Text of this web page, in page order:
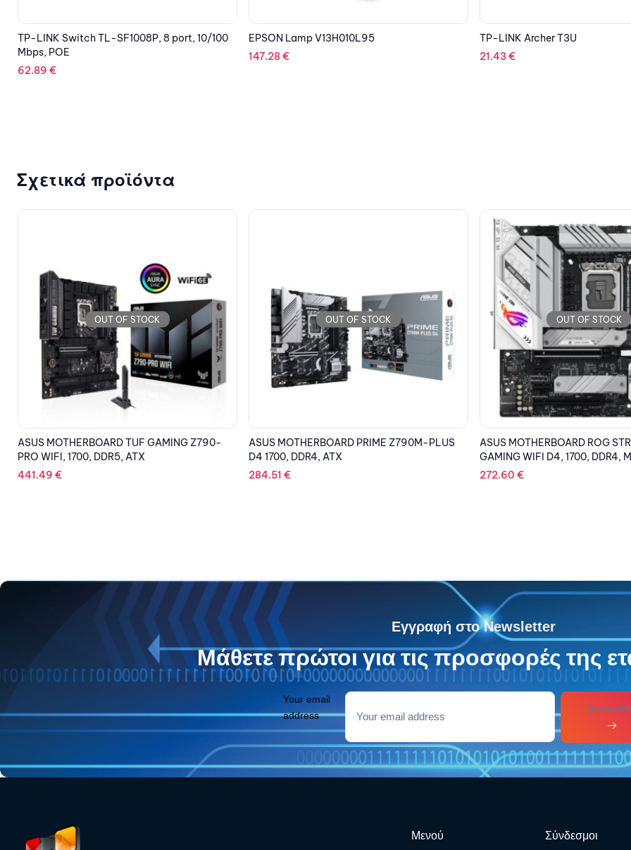
EPSON Lamp V13H010L95
147.28€
TP-LINK Archer T3U
21.43€
LENOVO Laptop ThinkPad T14
IPS/R5 Pro 4650U/16GB/
Σχετικά προϊόντα
OUT OF STOCK
ASUS MOTHERBOARD PRIME Z790M-PLUS
D4 1700, DDR4, ATX
284.51 €
OUT OF STOCK
ASUS MOTHERBOARD ROG STRIX B760-G
GAMING WIFI D4, 1700, DDR4, MATX
272.60€
OUT OF STOCK
GIGABYTE MOTHERBOARD
AX DDR4, 1700, ATX
218.44 €
Εγγραφή στο Newsletter
Μάθετε πρώτοι για τις προσφορές της
Your email
address
Μενού Σύνδεσμοι